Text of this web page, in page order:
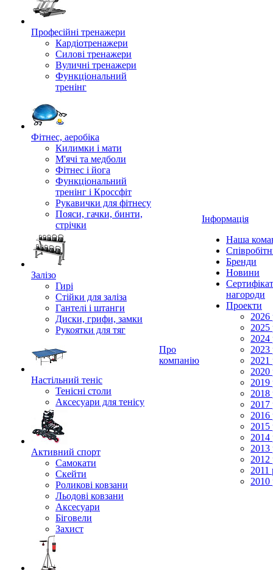
Професійні тренажери
Кардіотренажери
Силові тренажери
Вуличні тренажери
Функціональний
тренінг
Фітнес, аеробіка
Килимки і мати
М'ячі та медболи
Фітнес і йога
Функціональний
тренінг і Кроссфіт
Рукавички для фітнесу
Пояси, гачки, бинти,
стрічки
Залізо
Гирі
Стійки для заліза
Гантелі і штанги
Диски, грифи, замки
Рукоятки для тяг
Настільний теніс
Тенісні столи
Аксесуари для тенісу
Активний спорт
Самокати
Скейти
Роликові ковзани
Льодові ковзани
Аксесуари
Біговели
Захист
Про
компанію
Інформація
Наша
Бренди
Новини
нагороди
Проекти
2026
2025
2024
2023
2021
2020
2019
2018
2017
2016
2015
2014
2013
2012
2011
2010